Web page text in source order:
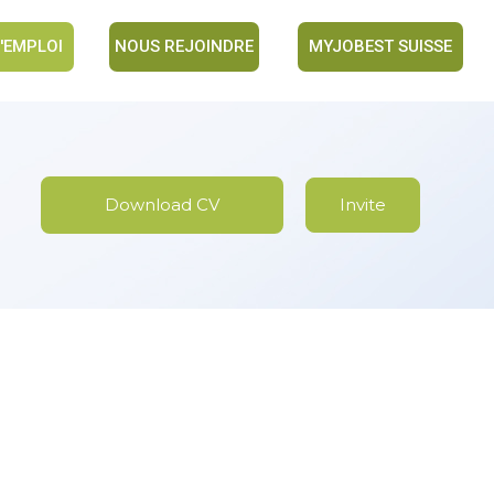
NOUS REJOINDRE MYJOBEST SUISSE
Download CV Invite